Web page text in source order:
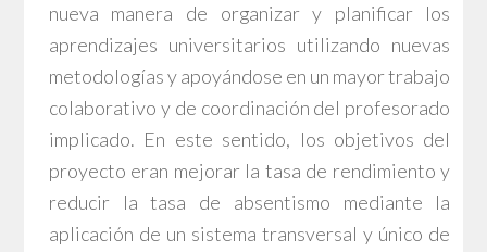
nueva manera de organizar y planificar los
aprendizajes universitarios utilizando nuevas
metodologías y apoyándose en un mayor trabajo
colaborativo y de coordinación del profesorado
implicado. En este sentido, los objetivos del
proyecto eran mejorar la tasa de rendimiento y
reducir la tasa de absentismo mediante la
aplicación de un sistema transversal y único de